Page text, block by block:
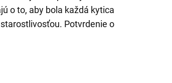
o to, aby bola každá kytica
Potvrdenie o